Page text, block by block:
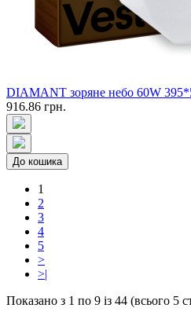
DIAMANT зоряне небо 60W
916.86 грн.
До кошика
1
2
3
4
5
>
>|
Показано з 1 по 9 із 44 (всього 5